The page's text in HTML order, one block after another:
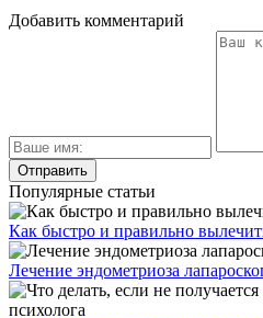
Добавить комментарий
Популярные статьи
Как быстро и правильно
Лечение эндометриоза